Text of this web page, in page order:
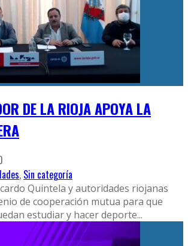
DE LA RIOJA APOYA LA
, Sin categoría
Quintela y autoridades riojanas
de cooperación mutua para que
estudiar y hacer deporte...